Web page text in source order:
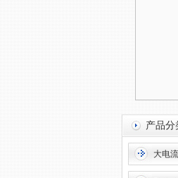
产品分
大电